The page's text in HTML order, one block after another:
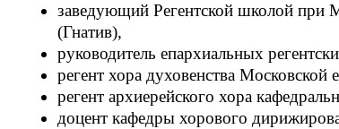
заведующий Регентской школой при
(Гнатив),
руководитель епархиальных
регент хора духовенства
регент архиерейского хора
доцент кафедры хорового